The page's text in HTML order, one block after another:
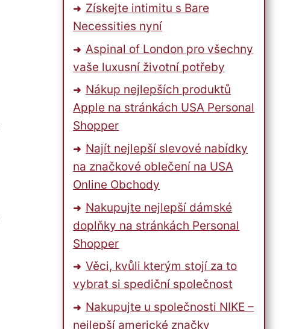
Získejte intimitu s Bare
Necessities nyní
Aspinal of London pro všechny
vaše luxusní životní potřeby
Nákup nejlepších produktů
Apple na stránkách USA Personal
Shopper
Najít nejlepší slevové nabídky
na značkové oblečení na USA
Online Obchody
Nakupujte nejlepší dámské
doplňky na stránkách Personal
Shopper
Věci, kvůli kterým stojí za to
vybrat si spediční společnost
Nakupujte u společnosti NIKE –
nejlepší americké značky